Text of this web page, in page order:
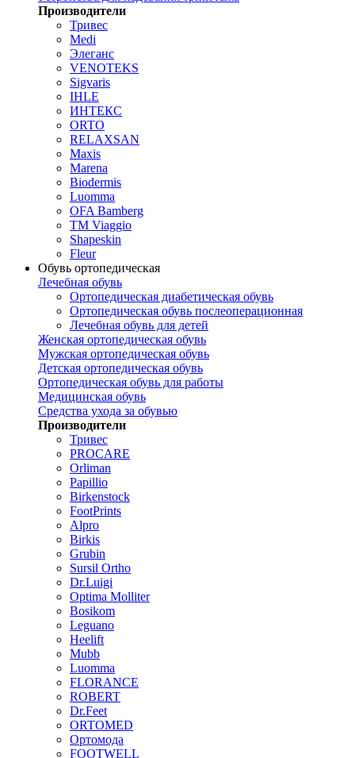
Производители
Тривес
Medi
Элеганс
VENOTEKS
Sigvaris
IHLE
ИНТЕКС
ORTO
RELAXSAN
Maxis
Marena
Biodermis
Luomma
OFA Bamberg
TM Viaggio
Shapeskin
Fleur
Обувь ортопедическая
Лечебная обувь
Ортопедическая диабетическая обувь
Ортопедическая обувь послеоперационная
Лечебная обувь для детей
Женская ортопедическая обувь
Мужская ортопедическая обувь
Детская ортопедическая обувь
Ортопедическая обувь для работы
Медицинская обувь
Средства ухода за обувью
Производители
Тривес
PROCARE
Orliman
Papillio
Birkenstock
FootPrints
Alpro
Birkis
Grubin
Sursil Ortho
Dr.Luigi
Optima Molliter
Bosikom
Leguano
Heelift
Mubb
Luomma
FLORANCE
ROBERT
Dr.Feet
ORTOMED
Ортомода
FOOTWELL